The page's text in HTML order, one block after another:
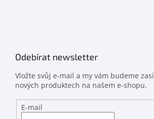
Odebírat newsletter
Vložte svůj e-mail a my vám budeme
nových produktech na našem e-shopu.
E-mail